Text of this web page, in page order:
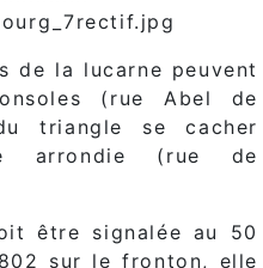
de la lucarne peuvent
(rue Abel de
triangle se cacher
arrondie (rue de
être signalée au 50
sur le fronton, elle